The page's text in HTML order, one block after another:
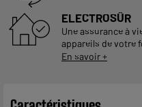
ELECTROSÛR
Une assurance à
appareils de votre
En savoir +